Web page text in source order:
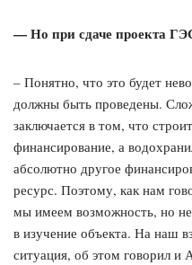
— Но при сдаче проекта
– Понятно, что это будет
должны быть проведены.
заключается в том, что
финансирование, а
абсолютно другое
ресурс. Поэтому, как нам
мы имеем возможность, но
в изучение объекта. На наш
ситуация, об этом говорил и